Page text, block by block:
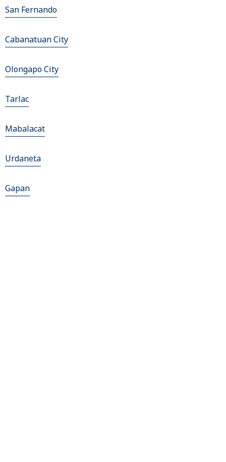
San Fernando
Cabanatuan City
Olongapo City
Tarlac
Mabalacat
Urdaneta
Gapan